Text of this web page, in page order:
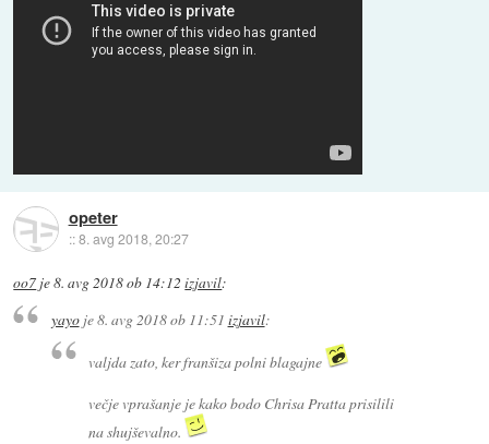
opeter
::8. avg 2018, 20:27
oo7 je8. avg 2018 ob 14:12 izjavil:
yayoje8. avg 2018 ob 11:51 izjavil:
valjda zato, ker franšiza polni blagajne
večje vprašanje je kako bodo Chrisa Pratta prisilili
na shujševalno.